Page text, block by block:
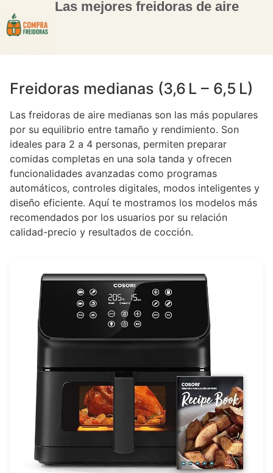
Las mejores freidoras de aire
Freidoras medianas (3,6 L – 6,5 L)
Las freidoras de aire medianas son las más populares
por su equilibrio entre tamaño y rendimiento. Son
ideales para 2 a 4 personas, permiten preparar
comidas completas en una sola tanda y ofrecen
funcionalidades avanzadas como programas
automáticos, controles digitales, modos inteligentes y
diseño eficiente. Aquí te mostramos los modelos más
recomendados por los usuarios por su relación
calidad-precio y resultados de cocción.